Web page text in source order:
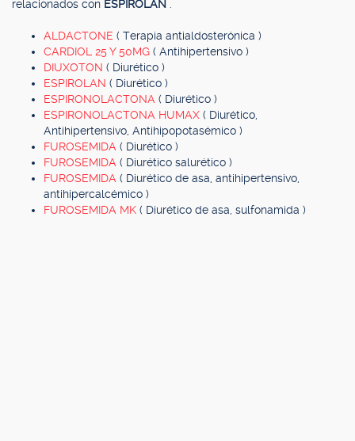
relacionados con ESPIROLAN
ALDACTONE ( Terapia antialdosterónica )
CARDIOL 25 Y 50MG ( Antihipertensivo )
DIUXOTON ( Diurético )
ESPIROLAN ( Diurético )
ESPIRONOLACTONA ( Diurético )
ESPIRONOLACTONA HUMAX ( Diurético,
Antihipertensivo, Antihipopotasémico )
FUROSEMIDA ( Diurético )
FUROSEMIDA ( Diurético salurético )
FUROSEMIDA ( Diurético de asa, antihipertensivo,
antihipercalcémico )
FUROSEMIDA MK ( Diurético de asa, sulfonamida )